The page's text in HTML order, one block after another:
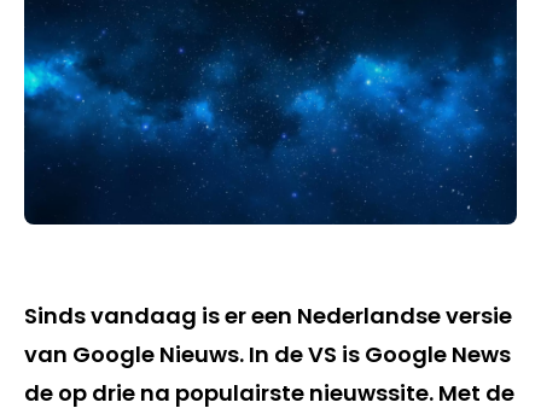
Sinds vandaag is er een Nederlandse versie
van Google Nieuws. In de VS is Google News
de op drie na populairste nieuwssite. Met de